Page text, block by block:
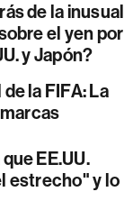
de la inusual
el yen por
y Japón?
la FIFA: La
EE.UU.
estrecho" y lo